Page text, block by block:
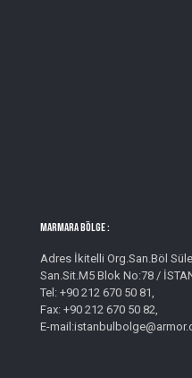
MARMARA BÖLGE :
Adres İkitelli Org.San.Böl
San.Sit.M5 Blok No:78 /
Tel: +90 212 670 50 81,
Fax: +90 212 670 50 82,
E-